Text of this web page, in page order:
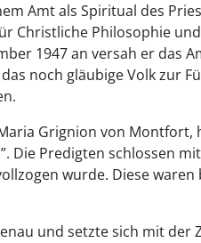
Amt als Spiritual des
Christliche Philosophie
1947 an versah er das
noch gläubige Volk zur
Grignion von Montfort,
Die Predigten schlossen
wurde. Diese
und setzte sich mit der